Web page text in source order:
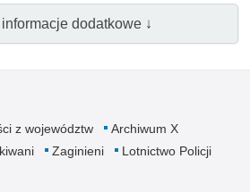
dodatkowe ↓
z województw
Archiwum X
Zaginieni
Lotnictwo Policji